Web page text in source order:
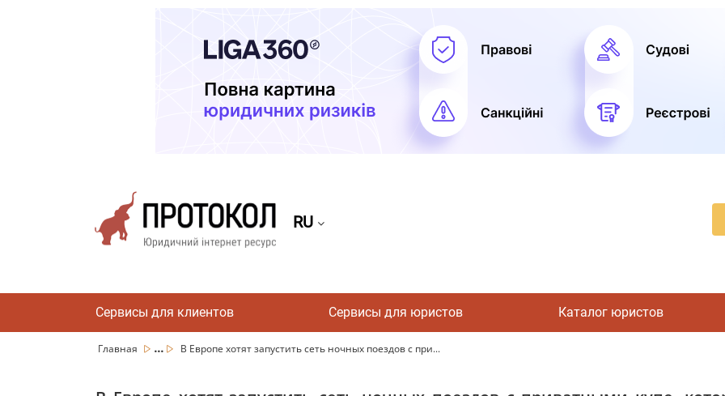
RU
Сервисы для клиентов Сервисы для юристов Каталог юристов
Главная ... В Европе хотят запустить сеть ночных поездов с при...